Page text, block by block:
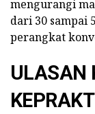
mengurangi
dari 30 sampai
perangkat
ULASAN